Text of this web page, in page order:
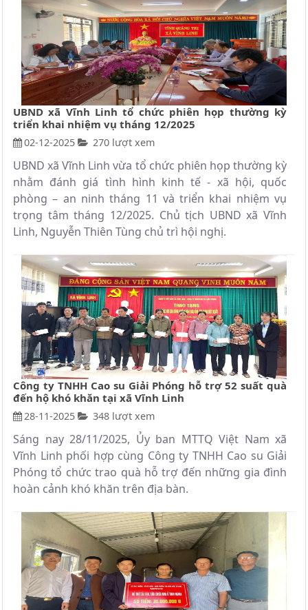
UBND xã Vĩnh Linh tổ chức phiên họp thường kỳ
triển khai nhiệm vụ tháng 12/2025
02-12-2025 270 lượt xem
UBND xã Vĩnh Linh vừa tổ chức phiên họp thường kỳ
nhằm đánh giá tình hình kinh tế - xã hội, quốc
phòng – an ninh tháng 11 và triển khai nhiệm vụ
trọng tâm tháng 12/2025. Chủ tịch UBND xã Vĩnh
Linh, Nguyễn Thiên Tùng chủ trì hội nghị.
Công ty TNHH Cao su Giải Phóng hỗ trợ 52 suất quà
đến hộ khó khăn tại xã Vĩnh Linh
28-11-2025 348 lượt xem
Sáng nay 28/11/2025, Ủy ban MTTQ Việt Nam xã
Vĩnh Linh phối hợp cùng Công ty TNHH Cao su Giải
Phóng tổ chức trao quà hỗ trợ đến những gia đình
hoàn cảnh khó khăn trên địa bàn.